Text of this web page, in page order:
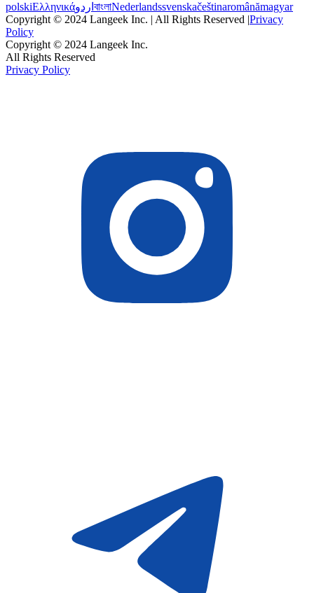
polskiΕλληνικάاردو বাংলাNederlandssvenskačeštinaromânămagyar
Copyright © 2024 Langeek Inc. | All Rights Reserved |Privacy
Policy
Copyright © 2024 Langeek Inc.
All Rights Reserved
Privacy Policy